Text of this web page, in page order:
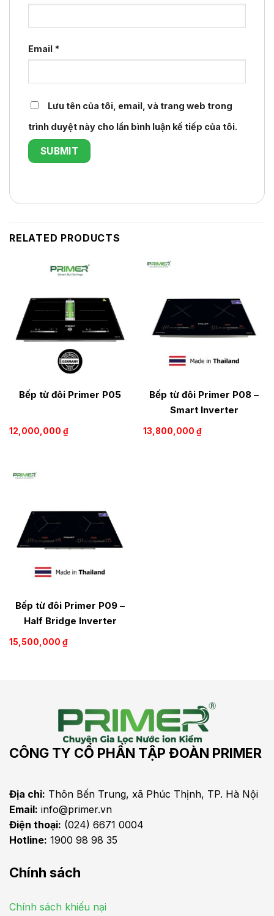
Email *
Lưu tên của tôi, email, và trang web trong
trình duyệt này cho lần bình luận kế tiếp của tôi.
RELATED PRODUCTS
Bếp từ đôi Primer P05
12,000,000 ₫
Bếp từ đôi Primer P08 –
Smart Inverter
13,800,000 ₫
Bếp từ đôi Primer P09 –
Half Bridge Inverter
15,500,000 ₫
CÔNG TY CỔ PHẦN TẬP ĐOÀN PRIMER
Địa chỉ: Thôn Bến Trung, xã Phúc Thịnh, TP. Hà Nội
Email: info@primer.vn
Điện thoại: (024) 6671 0004
Hotline: 1900 98 98 35
Chính sách
Chính sách khiếu nại